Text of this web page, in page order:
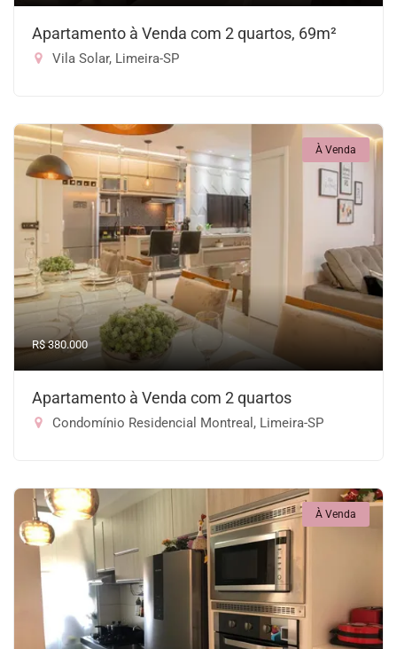
Apartamento à Venda com 2 quartos, 69m²
Vila Solar, Limeira-SP
À Venda
R$ 380.000
Apartamento à Venda com 2 quartos
Condomínio Residencial Montreal, Limeira-SP
À Venda